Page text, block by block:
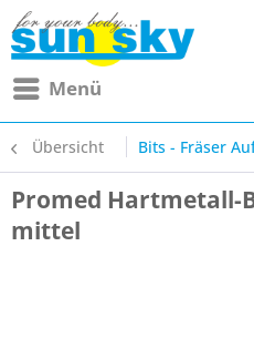
Menü
Übersicht Bits - Fräser
Promed Hartmetall-
mittel